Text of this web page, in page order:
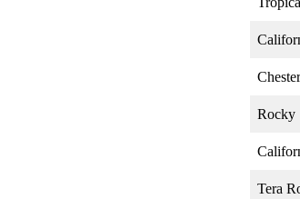
Chester
Rocky
Tera